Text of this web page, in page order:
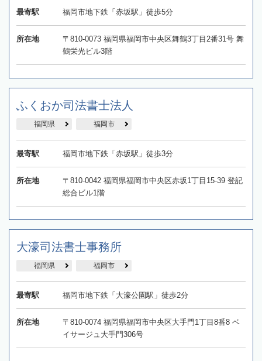
最寄駅 福岡市地下鉄「赤坂駅」徒歩5分
所在地
〒810-0073 福岡県福岡市中央区舞鶴3丁目2番31号 舞
鶴栄光ビル3階
ふくおか司法書士法人
福岡県 福岡市
最寄駅 福岡市地下鉄「赤坂駅」徒歩3分
所在地
〒810-0042 福岡県福岡市中央区赤坂1丁目15-39 登記
総合ビル1階
大濠司法書士事務所
福岡県 福岡市
最寄駅 福岡市地下鉄「大濠公園駅」徒歩2分
所在地
〒810-0074 福岡県福岡市中央区大手門1丁目8番8 ベ
イサージュ大手門306号